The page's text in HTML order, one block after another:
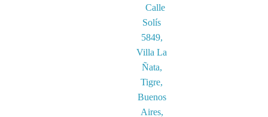
Calle
Solís
5849,
Villa La
Ñata,
Tigre,
Buenos
Aires,